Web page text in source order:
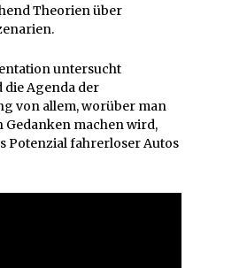
Theorien über
untersucht
Agenda der
von allem, worüber man
Gedanken machen wird,
Potenzial fahrerloser Autos